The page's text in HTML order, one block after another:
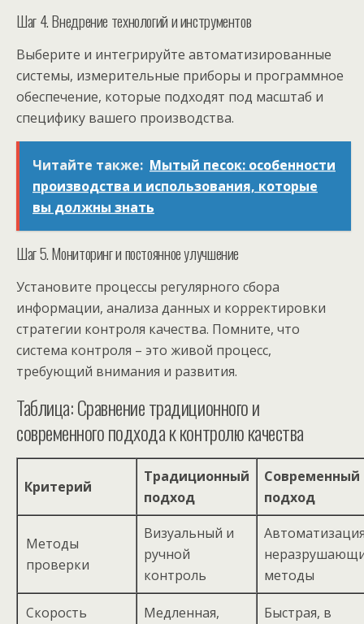
Шаг 4. Внедрение технологий и инструментов
Выберите и интегрируйте автоматизированные
системы, измерительные приборы и программное
обеспечение, которые подходят под масштаб и
специфику вашего производства.
Читайте также: Мытый песок: особенности
производства и использования, которые
вы должны знать
Шаг 5. Мониторинг и постоянное улучшение
Установите процессы регулярного сбора
информации, анализа данных и корректировки
стратегии контроля качества. Помните, что
система контроля – это живой процесс,
требующий внимания и развития.
Таблица: Сравнение традиционного и
современного подхода к контролю качества
Критерий
Традиционный
подход
Современный
подход
Методы
проверки
Визуальный и
ручной
контроль
методы
Скорость
Медленная,
Быстрая, в